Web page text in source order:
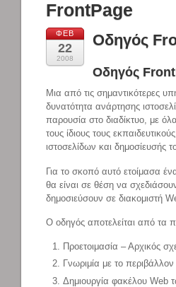
FrontPage
ΦΕΒ
22
2008
Οδηγός
Οδηγός
Μια από τις σημαντικότερες
δυνατότητα ανάρτησης
παρουσία στο διαδίκτυο, με
τους ίδιους τους
ιστοσελίδων και δημοσίευσής
Για το σκοπό αυτό ετοίμασα
θα είναι σε θέση να
δημοσιεύσουν σε διακομιστή
Ο οδηγός αποτελείται από τα
Προετοιμασία – Αρχικός
Γνωριμία με το
Δημιουργία φακέλου Web